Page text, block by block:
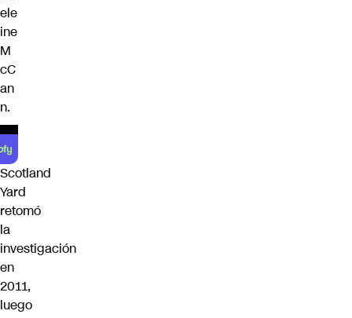
ele
ine
M
cC
an
n.
Scotland
Yard
retomó
la
investigación
en
2011,
luego